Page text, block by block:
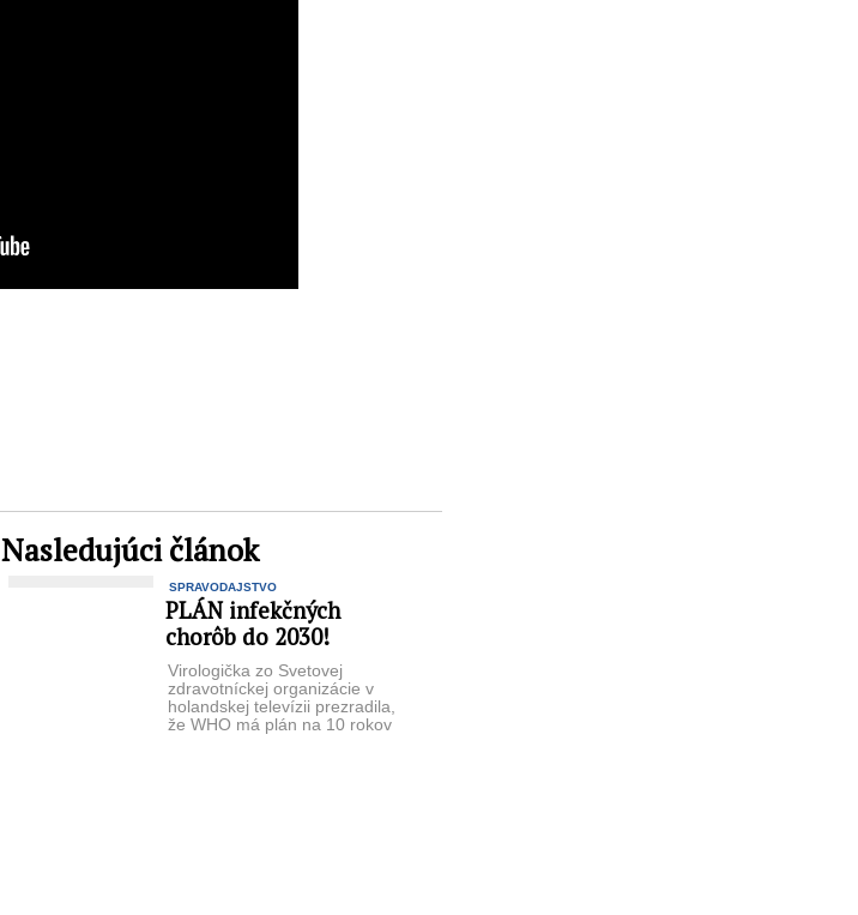
Nasledujúci článok
SPRAVODAJSTVO
PLÁN infekčných
chorôb do 2030!
Virologička zo Svetovej
zdravotníckej organizácie v
holandskej televízii prezradila,
že WHO má plán na 10 rokov